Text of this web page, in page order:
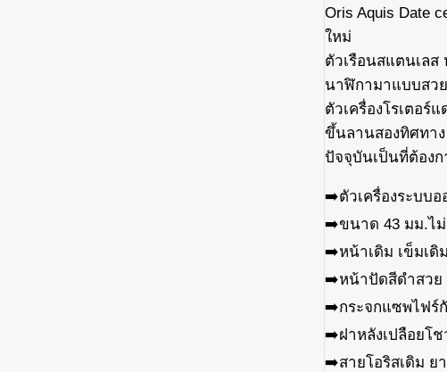
Oris Aquis Date
ใหม่
ตัวเรือนสแตนเลส
นาฬิกามาแบบสวย
ตัวเครื่องโรเตอร์
ขึ้นลานสองทิศทาง
ปัจจุบันเป็นที่ต้อง
➡️ตัวเครื่องระบบอ
➡️ขนาด 43 มม.ไม่
➡️หน้าเดิม เข็มเดิ
➡️หน้าปัดสีดำสวย
➡️กระจกแซพไฟร์
➡️ฝาหลังเปลือยโช
➡️สายโอริสเดิม ย